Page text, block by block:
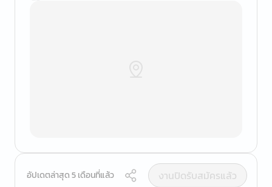
อัปเดตล่าสุด 5 เดือนที่แล้ว
งานปิดรับสมัครแล้ว